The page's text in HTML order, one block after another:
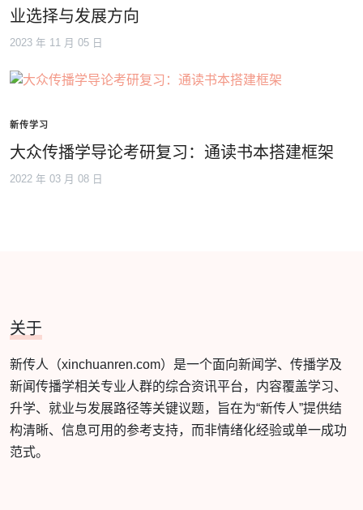
业选择与发展方向
2023 年 11 月 05 日
新传学习
大众传播学导论考研复习：通读书本搭建框架
2022 年 03 月 08 日
关于
新传人（xinchuanren.com）是一个面向新闻学、传播学及
新闻传播学相关专业人群的综合资讯平台，内容覆盖学习、
升学、就业与发展路径等关键议题，旨在为“新传人”提供结
构清晰、信息可用的参考支持，而非情绪化经验或单一成功
范式。